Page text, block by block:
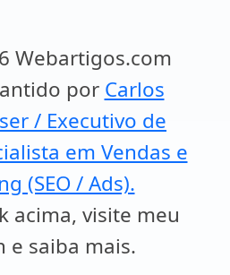
Webartigos.com
por Carlos
/ Executivo de
em Vendas e
(SEO / Ads).
acima, visite meu
e saiba mais.